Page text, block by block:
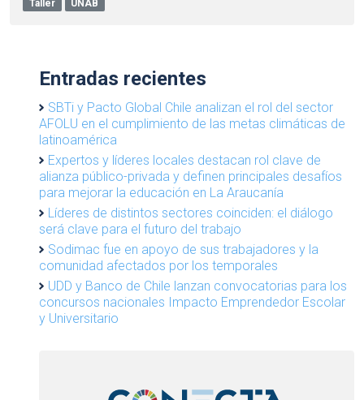
Taller
UNAB
Entradas recientes
SBTi y Pacto Global Chile analizan el rol del sector
AFOLU en el cumplimiento de las metas climáticas de
latinoamérica
Expertos y líderes locales destacan rol clave de
alianza público-privada y definen principales desafíos
para mejorar la educación en La Araucanía
Líderes de distintos sectores coinciden: el diálogo
será clave para el futuro del trabajo
Sodimac fue en apoyo de sus trabajadores y la
comunidad afectados por los temporales
UDD y Banco de Chile lanzan convocatorias para los
concursos nacionales Impacto Emprendedor Escolar
y Universitario